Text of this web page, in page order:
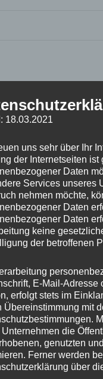
18.03.2021
uns sehr über Ihr
der Internetseiten
Daten
Services unseres
nehmen möchte,
Daten
Daten
keine
der betroffenen
E-Mail-Adresse
erfolgt stets im
Übereinstimmung mit
Unternehmen die
genutzten
Ferner werden
über